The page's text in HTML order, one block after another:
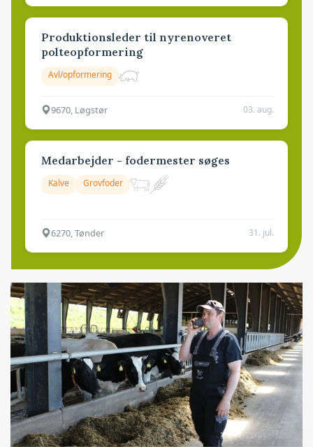
Produktionsleder til nyrenoveret
polteopformering
Avl/opformering
9670, Løgstør 03. aug.
Medarbejder - fodermester søges
Kalve Grovfoder
6270, Tønder 31. jul.